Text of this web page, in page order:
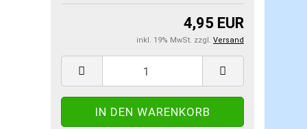
4,95 EUR
inkl. 19% MwSt. zzgl. Versand